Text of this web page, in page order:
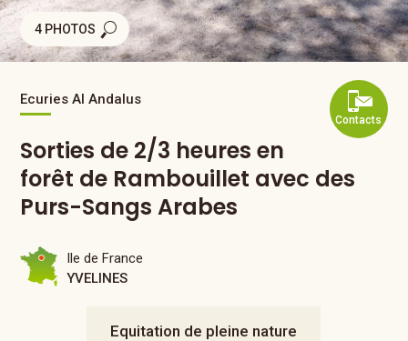
4 PHOTOS
Contacts
Ecuries Al Andalus
Sorties de 2/3 heures en
forêt de Rambouillet avec des
Purs-Sangs Arabes
Equitation de pleine nature
Ile de France
YVELINES